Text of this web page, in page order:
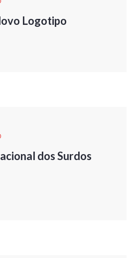
Logotipo
dos Surdos